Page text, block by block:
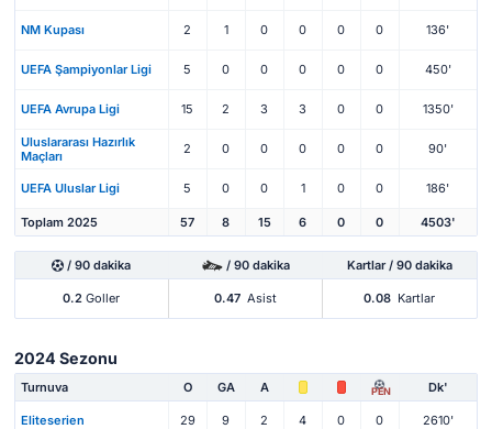
NM Kupası 2 1 0 0 0 0 136'
UEFA Şampiyonlar Ligi 5 0 0 0 0 0 450'
UEFA Avrupa Ligi 15 2 3 3 0 0 1350'
Uluslararası Hazırlık
Maçları
2 0 0 0 0 0 90'
UEFA Uluslar Ligi 5 0 0 1 0 0 186'
Toplam 2025 57 8 15 6 0 0 4503'
/ 90 dakika / 90 dakika Kartlar / 90 dakika
0.2 Goller 0.47 Asist 0.08 Kartlar
2024 Sezonu
Turnuva O GA A PEN Dk'
Eliteserien 29 9 2 4 0 0 2610'